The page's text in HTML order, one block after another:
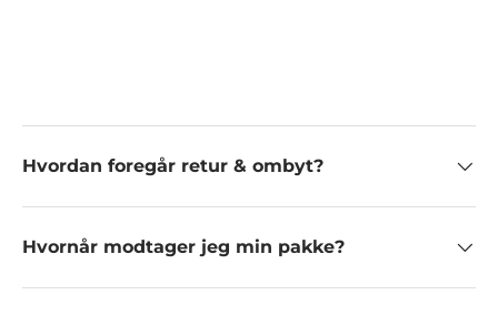
Hvordan foregår retur & ombyt?
Hvornår modtager jeg min pakke?